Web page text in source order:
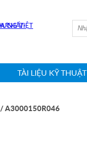
TÀI LIỆU KỸ THUẬT
/ A3000150R046